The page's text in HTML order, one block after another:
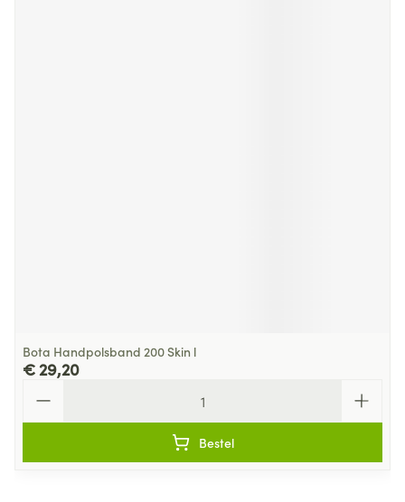
Bota Handpolsband 200 Skin l
€ 29,20
Bestel